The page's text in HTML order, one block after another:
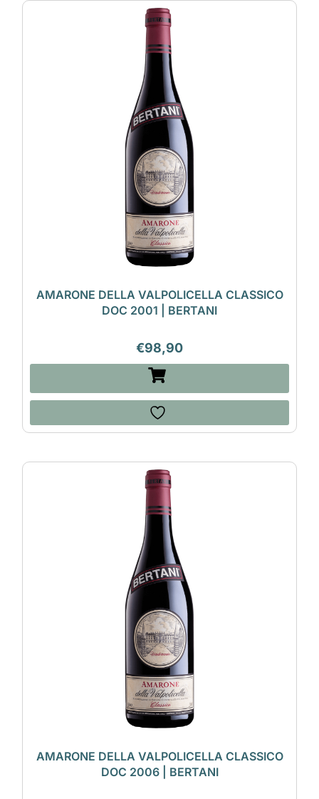
AMARONE DELLA VALPOLICELLA CLASSICO
DOC 2001 | BERTANI
€98,90
AMARONE DELLA VALPOLICELLA CLASSICO
DOC 2006 | BERTANI